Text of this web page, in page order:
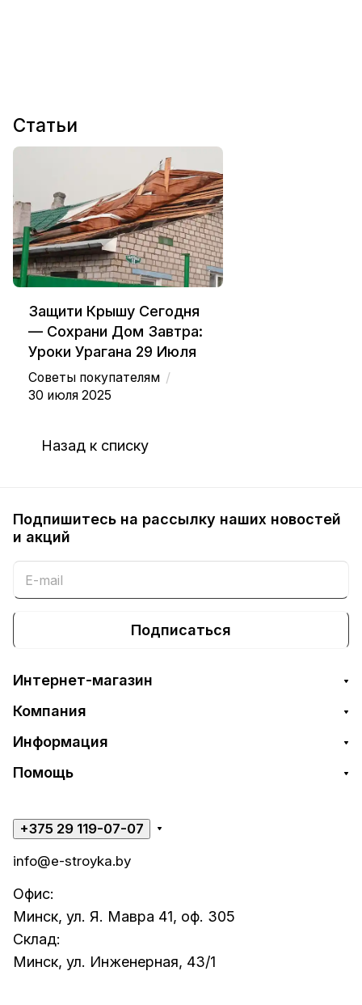
Статьи
Защити Крышу Сегодня
— Сохрани Дом Завтра:
Уроки Урагана 29 Июля
Советы покупателям /
30 июля 2025
Назад к списку
Подпишитесь на рассылку наших новостей
и акций
Подписаться
Интернет-магазин
Компания
Информация
Помощь
+375 29 119-07-07
info@e-stroyka.by
Офис:
Минск, ул. Я. Мавра 41, оф. 305
Склад:
Минск, ул. Инженерная, 43/1